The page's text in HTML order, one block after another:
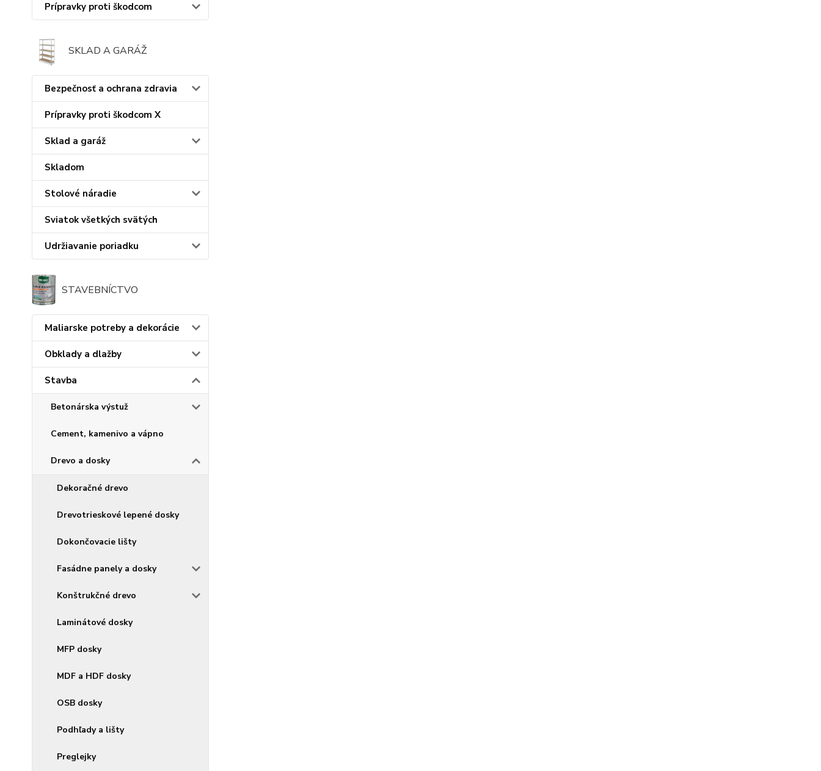
Prípravky proti škodcom
SKLAD A GARÁŽ
Bezpečnosť a ochrana zdravia
Prípravky proti škodcom X
Sklad a garáž
Skladom
Stolové náradie
Sviatok všetkých svätých
Udržiavanie poriadku
STAVEBNÍCTVO
Maliarske potreby a dekorácie
Obklady a dlažby
Stavba
Betonárska výstuž
Cement, kamenivo a vápno
Drevo a dosky
Dekoračné drevo
Drevotrieskové lepené dosky
Dokončovacie lišty
Fasádne panely a dosky
Konštrukčné drevo
Laminátové dosky
MFP dosky
MDF a HDF dosky
OSB dosky
Podhľady a lišty
Preglejky